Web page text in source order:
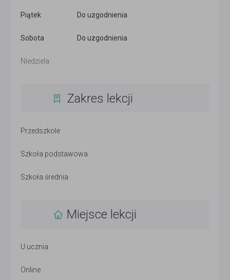
Piątek Do uzgodnienia
Sobota Do uzgodnienia
Niedziela
Zakres lekcji
Przedszkole
Szkoła podstawowa
Szkoła średnia
Miejsce lekcji
U ucznia
Online